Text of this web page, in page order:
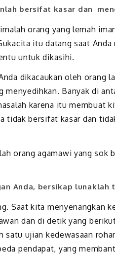
bersifat kasar dan
orang yang lemah
itu datang saat Anda
untuk dikasihi.
dikacaukan oleh orang
Banyak di
karena itu membuat
tidak bersifat kasar dan
orang agamawi yang sok
Anda, bersikap lunaklah
Saat kita menyenangkan
dan di detik yang
satu ujian kedewasaan
pendapat, yang